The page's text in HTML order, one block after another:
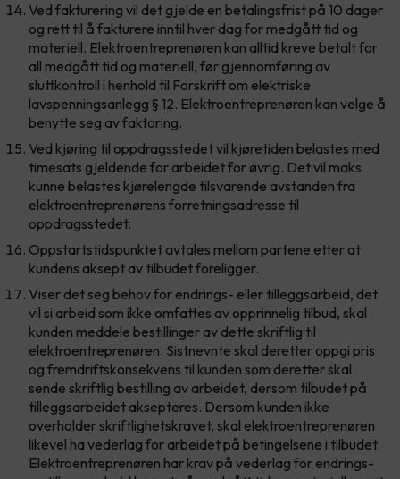
Ved fakturering vil det gjelde en betalingsfrist på 10 dager
og rett til å fakturere inntil hver dag for medgått tid og
materiell. Elektroentreprenøren kan alltid kreve betalt for
all medgått tid og materiell, før gjennomføring av
sluttkontroll i henhold til Forskrift om elektriske
lavspenningsanlegg § 12. Elektroentreprenøren kan velge å
benytte seg av faktoring.
Ved kjøring til oppdragsstedet vil kjøretiden belastes med
timesats gjeldende for arbeidet for øvrig. Det vil maks
kunne belastes kjørelengde tilsvarende avstanden fra
elektroentreprenørens forretningsadresse til
oppdragsstedet.
Oppstartstidspunktet avtales mellom partene etter at
kundens aksept av tilbudet foreligger.
Viser det seg behov for endrings- eller tilleggsarbeid, det
vil si arbeid som ikke omfattes av opprinnelig tilbud, skal
kunden meddele bestillinger av dette skriftlig til
elektroentreprenøren. Sistnevnte skal deretter oppgi pris
og fremdriftskonsekvens til kunden som deretter skal
sende skriftlig bestilling av arbeidet, dersom tilbudet på
tilleggsarbeidet aksepteres. Dersom kunden ikke
overholder skriftlighetskravet, skal elektroentreprenøren
likevel ha vederlag for arbeidet på betingelsene i tilbudet.
Elektroentreprenøren har krav på vederlag for endrings-